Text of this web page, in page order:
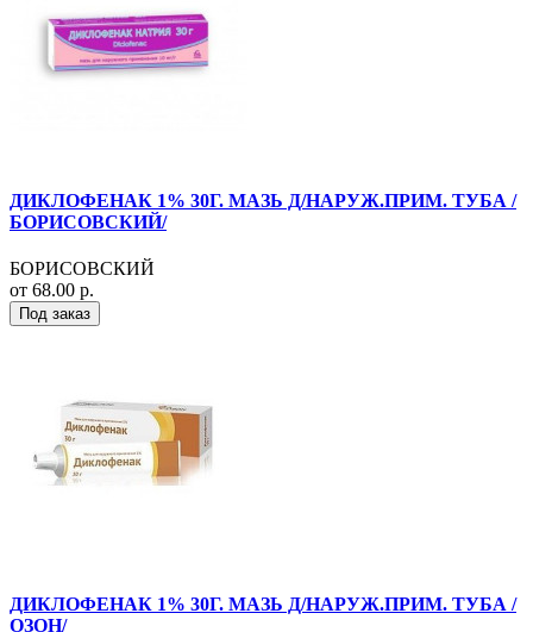
ДИКЛОФЕНАК 1% 30Г. МАЗЬ Д/НАРУЖ.ПРИМ. ТУБА /
БОРИСОВСКИЙ/
БОРИСОВСКИЙ
от 68.00 р.
Под заказ
ДИКЛОФЕНАК 1% 30Г. МАЗЬ Д/НАРУЖ.ПРИМ. ТУБА /
ОЗОН/